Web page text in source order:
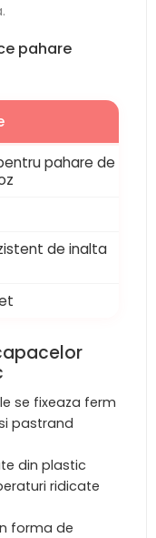
pahare
pahare de
de inalta
se fixeaza ferm
pastrand
din plastic
ridicate
forma de